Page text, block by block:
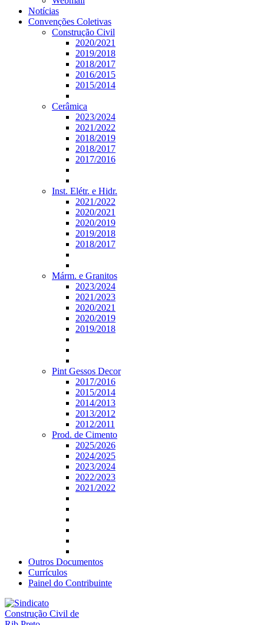
Notícias
Convenções Coletivas
Construção Civil
2020/2021
2019/2018
2018/2017
2016/2015
2015/2014
Cerâmica
2023/2024
2021/2022
2018/2019
2018/2017
2017/2016
Inst. Elétr. e Hidr.
2021/2022
2020/2021
2020/2019
2019/2018
2018/2017
Márm. e Granitos
2023/2024
2021/2023
2020/2021
2020/2019
2019/2018
Pint Gessos Decor
2017/2016
2015/2014
2014/2013
2013/2012
2012/2011
Prod. de Cimento
2025/2026
2024/2025
2023/2024
2022/2023
2021/2022
Outros Documentos
Currículos
Painel do Contribuinte